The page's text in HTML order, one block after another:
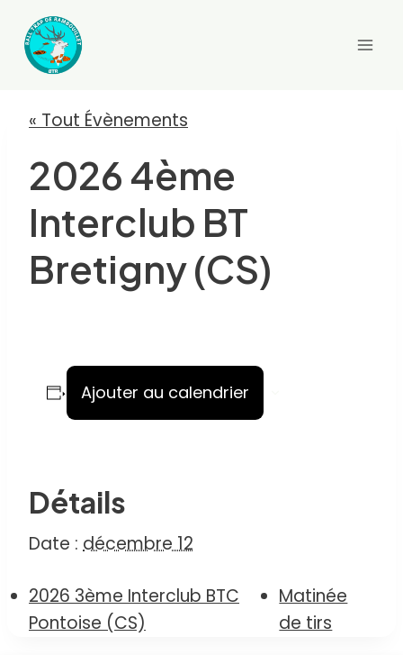
contenu
« Tout Évènements
2026 4ème
Interclub BT
Bretigny (CS)
Ajouter au calendrier
Détails
Date : décembre 12
2026 3ème Interclub BTC
Pontoise (CS)
Matinée
de tirs